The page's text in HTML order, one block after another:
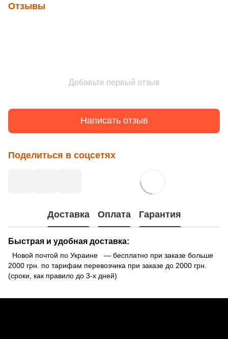
Отзывы
Добавьте первый отзыв
Написать отзыв
Поделиться в соцсетях
Доставка Оплата Гарантия
Быстрая и удобная доставка:
Новой почтой по Украине — бесплатно при заказе больше
2000 грн. по тарифам перевозчика при заказе до 2000 грн.
(сроки, как правило до 3-х дней)